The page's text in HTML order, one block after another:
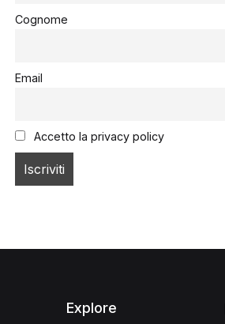
Cognome
Email
Accetto la privacy policy
Explore